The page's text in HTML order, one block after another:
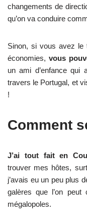
changements de
qu’on va conduire
Sinon, si vous avez le
économies, vous
un ami d’enfance
travers le Portugal, et
!
Comment
J’ai tout fait en
trouver mes hôtes,
j’avais eu un peu plus
galères que l’on peut
mégalopoles.